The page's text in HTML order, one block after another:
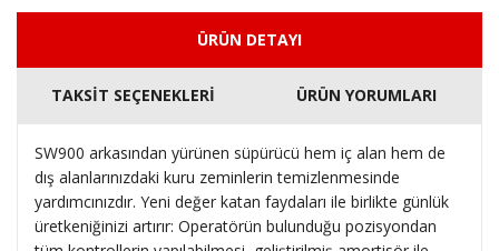
ÜRÜN DETAYI
TAKSİT SEÇENEKLERİ ÜRÜN YORUMLARI
SW900 arkasından yürünen süpürücü hem iç alan hem de
dış alanlarınızdaki kuru zeminlerin temizlenmesinde
yardımcınızdır. Yeni değer katan faydaları ile birlikte günlük
üretkeniğinizi artırır: Operatörün bulunduğu pozisyondan